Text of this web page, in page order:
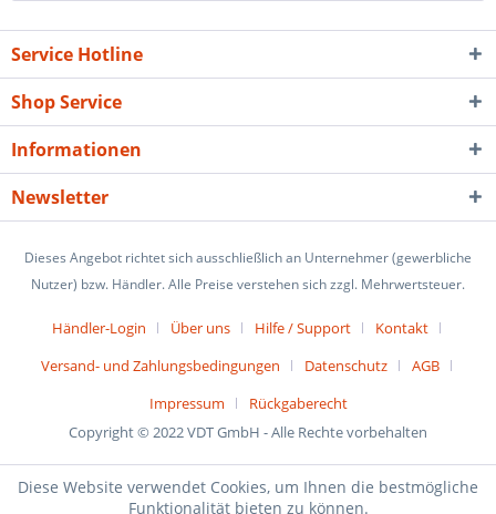
Service Hotline
Shop Service
Informationen
Newsletter
Dieses Angebot richtet sich ausschließlich an Unternehmer (gewerbliche
Nutzer) bzw. Händler. Alle Preise verstehen sich zzgl. Mehrwertsteuer.
Händler-Login Über uns Hilfe / Support
Kontakt
Versand- und Zahlungsbedingungen
Datenschutz
AGB
Impressum
Rückgaberecht
Copyright © 2022 VDT GmbH - Alle Rechte vorbehalten
Diese Website verwendet Cookies, um Ihnen die bestmögliche
Funktionalität bieten zu können.